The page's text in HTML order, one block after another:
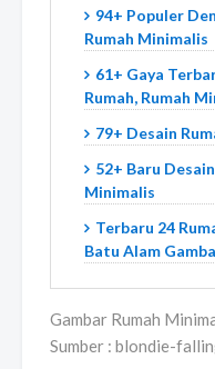
94+ Populer
Rumah Minimalis
61+ Gaya
Rumah, Rumah
79+ Desain
52+ Baru
Minimalis
Terbaru 24
Batu Alam
Gambar Rumah
Sumber : blondie-